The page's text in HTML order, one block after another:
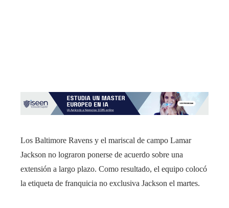
Los Baltimore Ravens y el mariscal de campo Lamar
Jackson no lograron ponerse de acuerdo sobre una
extensión a largo plazo. Como resultado, el equipo colocó
la etiqueta de franquicia no exclusiva Jackson el martes.